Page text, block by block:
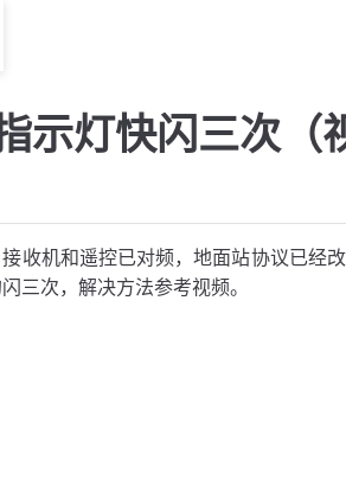
示灯快闪三次（
收机和遥控已对频，地面站协议已经
三次，解决方法参考视频。